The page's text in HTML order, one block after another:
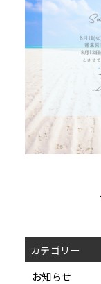
カテゴリー
お知らせ